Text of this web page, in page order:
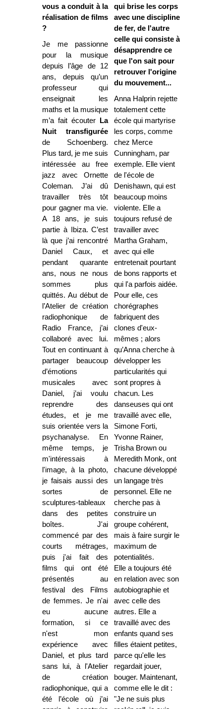
vous a conduit à la
réalisation de films
?
Je me passionne
pour la musique
depuis l’âge de 12
ans, depuis qu’un
professeur qui
enseignait les
maths et la musique
m’a fait écouter
La
Nuit transfigurée
de Schoenberg.
Plus tard, je me suis
intéressée au free
jazz avec Ornette
Coleman. J’ai dû
travailler très tôt
pour gagner ma vie.
A 18 ans, je suis
partie à Ibiza. C’est
là que j’ai rencontré
Daniel Caux, et
pendant quarante
ans, nous ne nous
sommes plus
quittés. Au début de
l’Atelier de création
radiophonique de
Radio France, j’ai
collaboré avec lui.
Tout en continuant à
partager beaucoup
d’émotions
musicales avec
Daniel, j’ai voulu
reprendre des
études, et je me
suis orientée vers la
psychanalyse. En
même temps, je
m'intéressais à
l'image, à la photo,
je faisais aussi des
sortes de
sculptures-tableaux
dans des petites
boîtes. J'ai
commencé par des
courts métrages,
puis j'ai fait des
films qui ont été
présentés au
festival des Films
de femmes. Je n'ai
eu aucune
formation, si ce
n'est mon
expérience avec
Daniel, et plus tard
sans lui, à l'Atelier
de création
radiophonique, qui a
été l’école où j’ai
qui brise les corps
avec une discipline
de fer, de l'autre
celle qui consiste à
désapprendre ce
que l'on sait pour
retrouver l'origine
du mouvement...
Anna Halprin rejette
totalement cette
école qui martyrise
les corps, comme
chez Merce
Cunningham, par
exemple. Elle vient
de l'école de
Denishawn, qui est
beaucoup moins
violente. Elle a
toujours refusé de
travailler avec
Martha Graham,
avec qui elle
entretenait pourtant
de bons rapports et
qui l'a parfois aidée.
Pour elle, ces
chorégraphes
fabriquent des
clones d'eux-
mêmes ; alors
qu’Anna cherche à
développer les
particularités qui
sont propres à
chacun. Les
danseuses qui ont
travaillé avec elle,
Simone Forti,
Yvonne Rainer,
Trisha Brown ou
Meredith Monk, ont
chacune développé
un langage très
personnel. Elle ne
cherche pas à
construire un
groupe cohérent,
mais à faire surgir le
maximum de
potentialités.
Elle a toujours été
en relation avec son
autobiographie et
avec celle des
autres. Elle a
travaillé avec des
enfants quand ses
filles étaient petites,
parce qu'elle les
regardait jouer,
bouger. Maintenant,
comme elle le dit :
"Je ne suis plus